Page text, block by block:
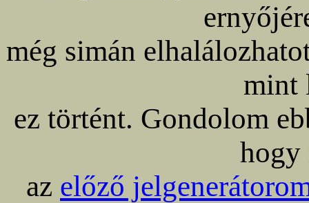
még simán
mint
ez történt. Gondolom
hogy
az előző